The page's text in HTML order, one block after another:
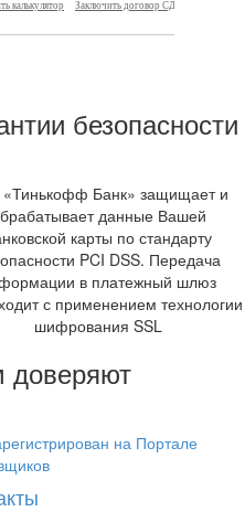
безопасности
Банк» защищает и
данные Вашей
карты по стандарту
PCI DSS. Передача
в платежный шлюз
с применением технологии
шифрования SSL
доверяют